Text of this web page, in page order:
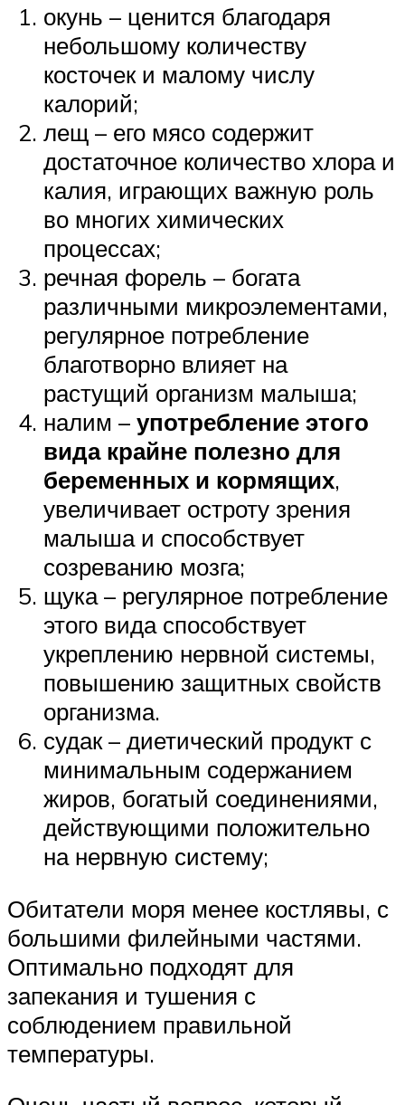
окунь – ценится благодаря
небольшому количеству
косточек и малому числу
калорий;
лещ – его мясо содержит
достаточное количество хлора и
калия, играющих важную роль
во многих химических
процессах;
речная форель – богата
различными микроэлементами,
регулярное потребление
благотворно влияет на
растущий организм малыша;
налим – употребление этого
вида крайне полезно для
беременных и кормящих,
увеличивает остроту зрения
малыша и способствует
созреванию мозга;
щука – регулярное потребление
этого вида способствует
укреплению нервной системы,
повышению защитных свойств
организма.
судак – диетический продукт с
минимальным содержанием
жиров, богатый соединениями,
действующими положительно
на нервную систему;
Обитатели моря менее костлявы, с
большими филейными частями.
Оптимально подходят для
запекания и тушения с
соблюдением правильной
температуры.